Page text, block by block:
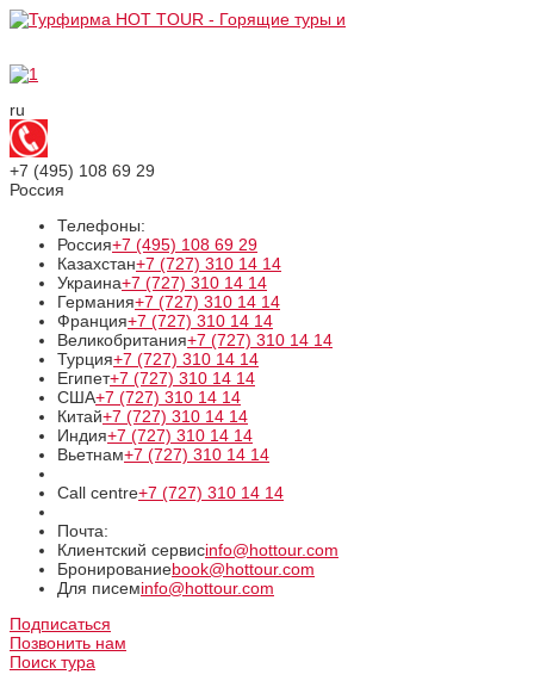
ru
+7 (495) 108 69 29
Россия
Телефоны:
Россия+7 (495) 108 69 29
Казахстан+7 (727) 310 14 14
Украина+7 (727) 310 14 14
Германия+7 (727) 310 14 14
Франция+7 (727) 310 14 14
Великобритания+7 (727) 310 14 14
Турция+7 (727) 310 14 14
Египет+7 (727) 310 14 14
США+7 (727) 310 14 14
Китай+7 (727) 310 14 14
Индия+7 (727) 310 14 14
Вьетнам+7 (727) 310 14 14
Call centre+7 (727) 310 14 14
Почта:
Клиентский сервисinfo@hottour.com
Бронированиеbook@hottour.com
Для писемinfo@hottour.com
Подписаться
Позвонить нам
Поиск тура